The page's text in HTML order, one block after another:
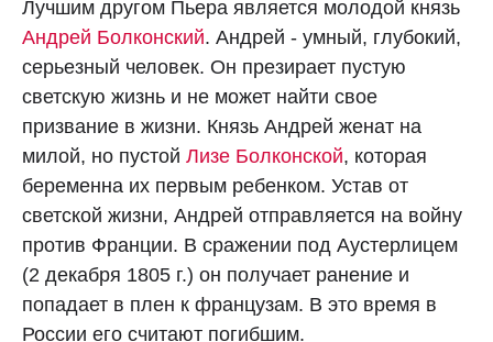
Лучшим другом Пьера является молодой князь
Андрей Болконский. Андрей - умный, глубокий,
серьезный человек. Он презирает пустую
светскую жизнь и не может найти свое
призвание в жизни. Князь Андрей женат на
милой, но пустой Лизе Болконской, которая
беременна их первым ребенком. Устав от
светской жизни, Андрей отправляется на войну
против Франции. В сражении под Аустерлицем
(2 декабря 1805 г.) он получает ранение и
попадает в плен к французам. В это время в
России его считают погибшим.